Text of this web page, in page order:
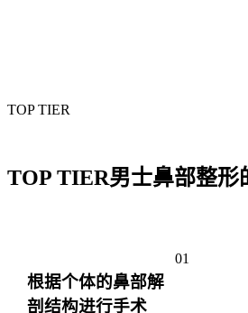
TOP TIER
TOP TIER男士鼻部整形
根据个体的鼻部解
剖结构进行手术
01